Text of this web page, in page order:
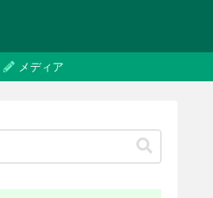
メディア